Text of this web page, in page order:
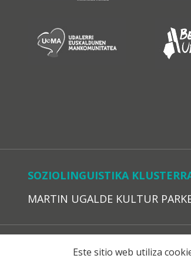
SOZIOLINGUISTIKA
MARTIN UGALDE KULTUR
Este sitio web utiliza